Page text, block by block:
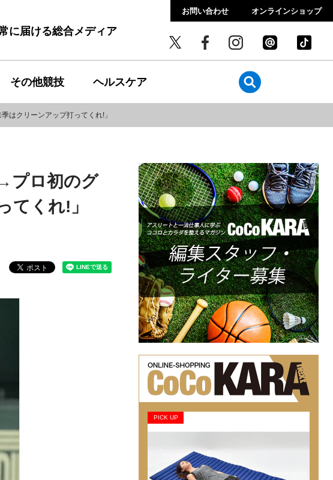
に届ける総合メディア
お問い合わせ オンラインショップ
その他競技 ヘルスケア
はクリーンアップ打ってくれ!」
プロ初のグ
てくれ!」
PICK UP